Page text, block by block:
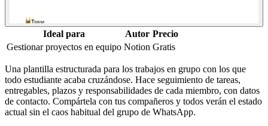
Ideal para Autor Precio
Gestionar proyectos en equipo Notion Gratis
Una plantilla estructurada para los trabajos en grupo con los que
todo estudiante acaba cruzándose. Hace seguimiento de tareas,
entregables, plazos y responsabilidades de cada miembro, con datos
de contacto. Compártela con tus compañeros y todos verán el estado
actual sin el caos habitual del grupo de WhatsApp.